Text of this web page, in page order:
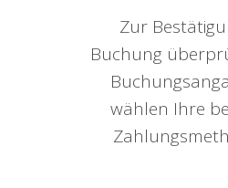
Zur
Buchung
wählen Ihre